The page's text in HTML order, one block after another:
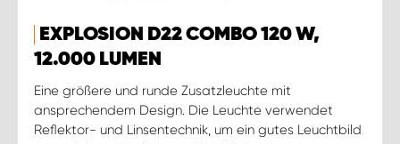
EXPLOSION D22 COMBO 120 W,
12.000 LUMEN
Eine größere und runde Zusatzleuchte mit
ansprechendem Design. Die Leuchte verwendet
Reflektor- und Linsentechnik, um ein gutes Leuchtbild